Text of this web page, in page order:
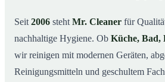
Seit 2006 steht Mr. Cleaner für
nachhaltige Hygiene. Ob Küche, Bad,
wir reinigen mit modernen Geräten,
Reinigungsmitteln und geschultem